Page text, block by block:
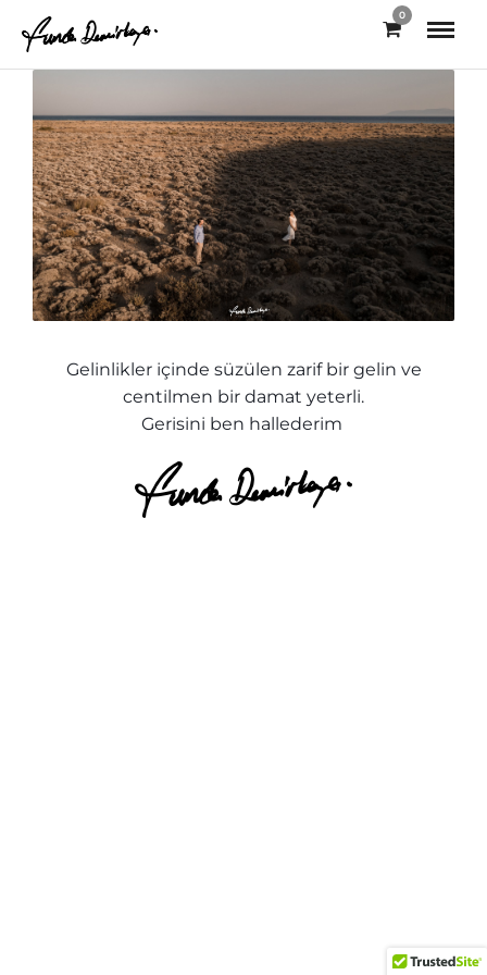
0
Gelinlikler içinde süzülen zarif bir gelin ve
centilmen bir damat yeterli.
Gerisini ben hallederim